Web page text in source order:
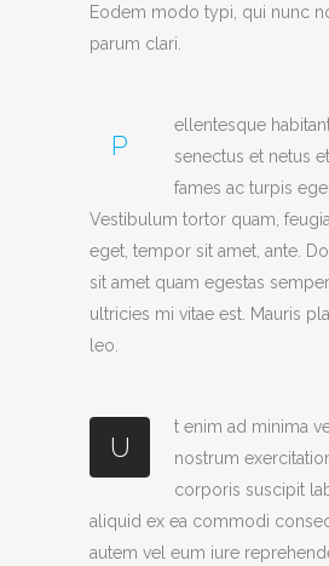
Eodem modo typi, qui nunc
parum clari.
P
ellentesque
senectus et netus
fames ac turpis
Vestibulum tortor quam,
eget, tempor sit amet, ante.
sit amet quam egestas
ultricies mi vitae est. Mauris
leo.
U
t enim ad minima
nostrum
corporis suscipit
aliquid ex ea commodi
autem vel eum iure